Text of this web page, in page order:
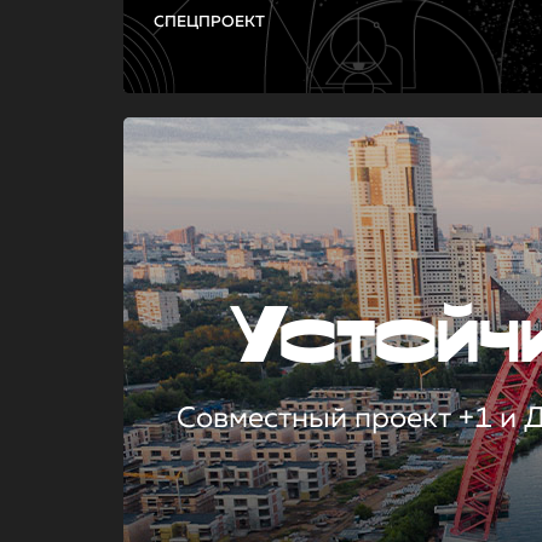
СПЕЦПРОЕКТ
Совместный проект +1 и